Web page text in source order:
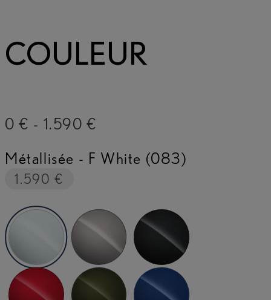
COULEUR
0 € - 1.590 €
Métallisée - F White (083)
1.590 €
F White (083) Sonic Titanium (1J7)Graphite Black (223)